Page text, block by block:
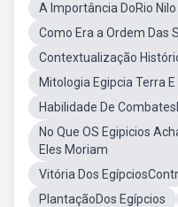
A Importância DoRio
Como Era a Ordem Das
Contextualização
Mitologia Egipcia Terra E
Habilidade De
No Que OS Egipicios
Eles Moriam
Vitória Dos
PlantaçãoDos Egípcios